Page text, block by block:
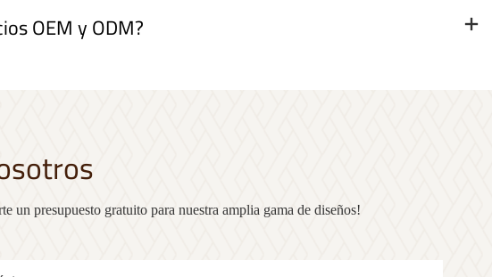
OEM y ODM?
un presupuesto gratuito para nuestra amplia gama de diseños!